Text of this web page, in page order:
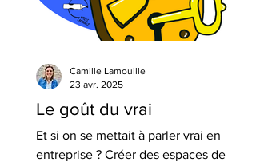
Le goût du vrai
Et si on se mettait à parler vrai en
entreprise ? Créer des espaces de
Camille Lamouille
23 avr. 2025